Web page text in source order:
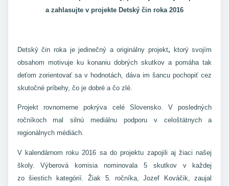
a zahlasujte v projekte Detský čin roka 2016
Detský čin roka je jedinečný a originálny projekt, ktorý svojím
obsahom motivuje ku konaniu dobrých skutkov a pomáha tak
deťom zorientovať sa v hodnotách, dáva im šancu pochopiť cez
skutočné príbehy, čo je dobré a čo zlé.
Projekt rovnomerne pokrýva celé Slovensko. V posledných
ročníkoch mal silnú mediálnu podporu v celoštátnych a
regionálnych médiách.
V kalendárnom roku 2016 sa do projektu zapojili aj žiaci našej
školy. Výberová komisia nominovala 5 skutkov v každej
zo šiestich kategórií. Žiak 5. ročníka, Jozef Kováčik, zaujal